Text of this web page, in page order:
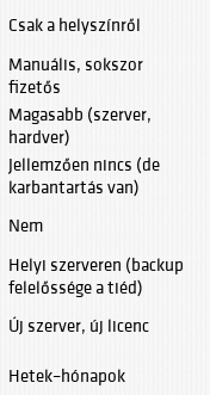
Csak a helyszínről
Manuális, sokszor
fizetős
Magasabb (szerver,
hardver)
Jellemzően nincs (de
karbantartás van)
Nem
Helyi szerveren (backup
felelőssége a tiéd)
Új szerver, új licenc
Hetek–hónapok